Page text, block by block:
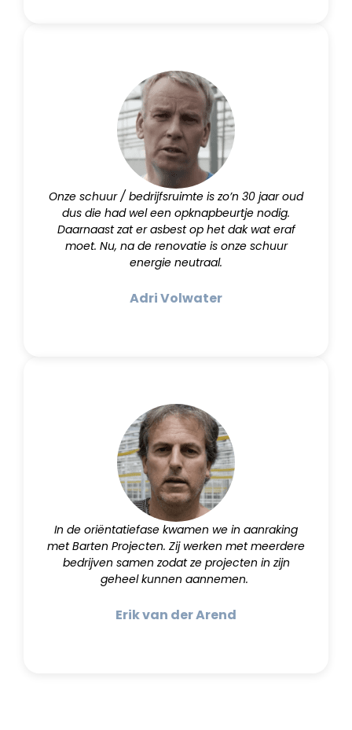
Onze schuur / bedrijfsruimte is zo’n 30 jaar oud
dus die had wel een opknapbeurtje nodig.
Daarnaast zat er asbest op het dak wat eraf
moet. Nu, na de renovatie is onze schuur
energie neutraal.
Adri Volwater
In de oriëntatiefase kwamen we in aanraking
met Barten Projecten. Zij werken met meerdere
bedrijven samen zodat ze projecten in zijn
geheel kunnen aannemen.
Erik van der Arend